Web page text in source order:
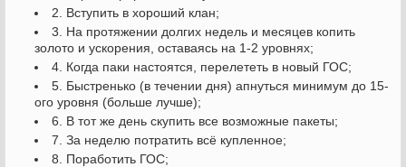
2. Вступить в хороший клан;
3. На протяжении долгих недель и месяцев копить
золото и ускорения, оставаясь на 1-2 уровнях;
4. Когда паки настоятся, перелететь в новый ГОС;
5. Быстренько (в течении дня) апнуться минимум до 15-
ого уровня (больше лучше);
6. В тот же день скупить все возможные пакеты;
7. За неделю потратить всё купленное;
8. Поработить ГОС;